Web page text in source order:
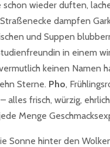
schon wieder duften,
dampfen
und Suppen
in einem
keinen Namen
Sterne. Pho,
alles frisch, würzig,
Menge
Sonne hinter den